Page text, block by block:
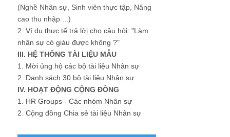
(Nghề Nhân sự, Sinh viên thực tập, Nâng
cao thu nhập ...)
2. Ví dụ thực tế trả lời cho câu hỏi: "Làm
nhân sự có giàu được không ?"
III. HỆ THỐNG TÀI LIỆU MẪU
1. Mời ủng hộ các bộ tài liệu Nhân sự
2. Danh sách 30 bộ tài liệu Nhân sự
IV. HOẠT ĐỘNG CỘNG ĐỒNG
1. HR Groups - Các nhóm Nhân sự
2. Cộng đồng Chia sẻ tài liệu Nhân sự